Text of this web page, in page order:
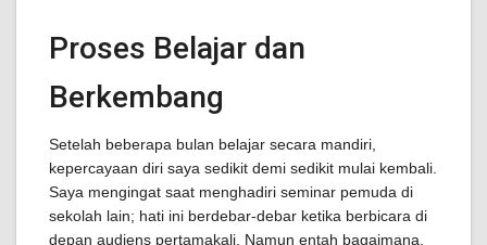
Proses Belajar dan
Berkembang
Setelah beberapa bulan belajar secara mandiri,
kepercayaan diri saya sedikit demi sedikit mulai kembali.
Saya mengingat saat menghadiri seminar pemuda di
sekolah lain; hati ini berdebar-debar ketika berbicara di
depan audiens pertamakali. Namun entah bagaimana,